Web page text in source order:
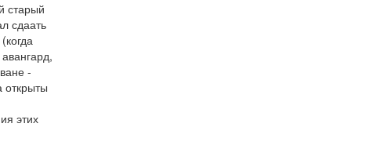
старый
сдаать
-
открыты
этих